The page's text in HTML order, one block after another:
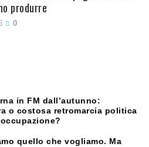
produrre
0
in FM dall’autunno:
o costosa retromarcia politica
quello che vogliamo. Ma